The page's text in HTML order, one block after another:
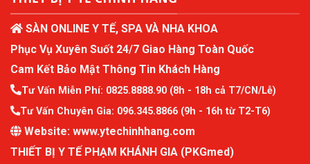
SÀN ONLINE Y TẾ, SPA VÀ NHA KHOA
Phục Vụ Xuyên Suốt 24/7 Giao Hàng Toàn Quốc
Cam Kết Bảo Mật Thông Tin Khách Hàng
Tư Vấn Miễn Phí: 0825.8888.90 (8h - 18h cả T7/CN/Lễ)
Tư Vấn Chuyên Gia: 096.345.8866 (9h - 16h từ T2-T6)
Website: www.ytechinhhang.com
THIẾT BỊ Y TẾ PHẠM KHÁNH GIA (PKGmed)